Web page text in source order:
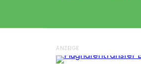
ANZEIGE